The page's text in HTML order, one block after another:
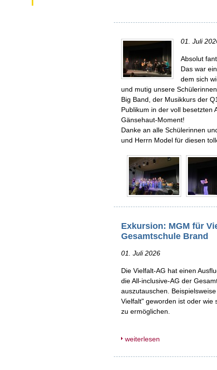
01. Juli
Absolut
Das war
dem sich
und mutig unsere
Big Band, der Musikkurs der
Publikum in der voll besetzten
Gänsehaut-Moment!
Danke an alle Schülerinnen
und Herrn Model für diesen
Exkursion: MGM für
Gesamtschule Brand
01. Juli 2026
Die Vielfalt-AG hat einen
die All-inclusive-AG der
auszutauschen.
Vielfalt" geworden ist oder wie
zu ermöglichen.
weiterlesen